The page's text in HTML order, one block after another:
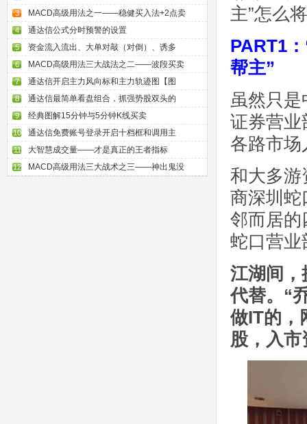
3 MACD高级用法之一——稳健买入法+2点卖
4 通达信公式分时预警的设置
5 资金流入流出、大单对敲（对倒）、诱多
6 MACD高级用法三大战法之二——波段买卖
7 通达信开启主力风向标和主力轨迹图【图
8 通达信最简单看盘组合，抓强势股双头的
9 经典图解15分钟与5分钟K线买卖
10 通达信免费账号登录开启十档框和调用主
11 大智慧成交量——才是真正的王者指标
12 MACD高级用法三大战术之三——神出鬼没
主”怎么
PART1
帮主”
虽然只是
证券营业
各路市
和大多游
商深圳蛇
邻而居的
蛇口营业
江湖间，
代替。“
做IT的，
股，入